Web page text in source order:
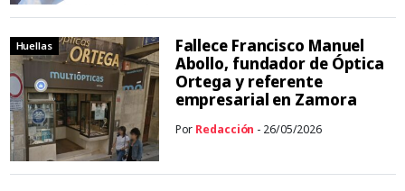
Huellas
Fallece Francisco Manuel
Abollo, fundador de Óptica
Ortega y referente
empresarial en Zamora
Por Redacción - 26/05/2026